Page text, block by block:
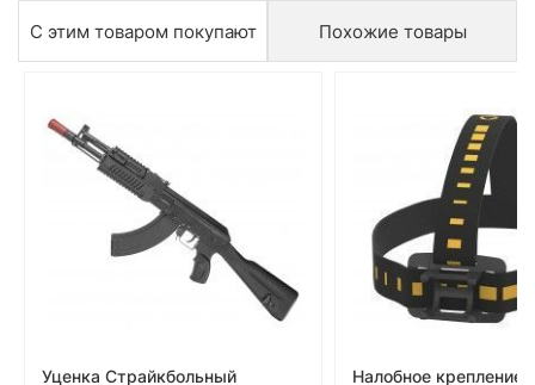
С этим товаром покупают Похожие товары
Уценка Страйкбольный
Налобное крепление